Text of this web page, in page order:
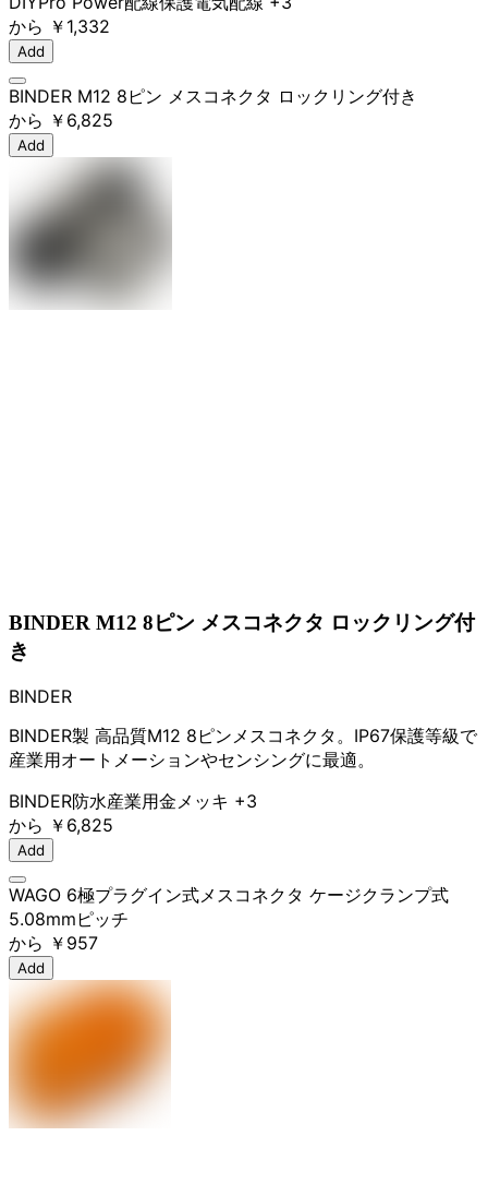
から ￥1,332
Add
BINDER M12 8ピン メスコネクタ ロックリング付き
から ￥6,825
Add
BINDER M12 8ピン メスコネクタ ロックリング付
き
BINDER
BINDER製 高品質M12 8ピンメスコネクタ。IP67保護等級で
産業用オートメーションやセンシングに最適。
BINDER防水産業用金メッキ +3
から ￥6,825
Add
WAGO 6極プラグイン式メスコネクタ ケージクランプ式
5.08mmピッチ
から ￥957
Add